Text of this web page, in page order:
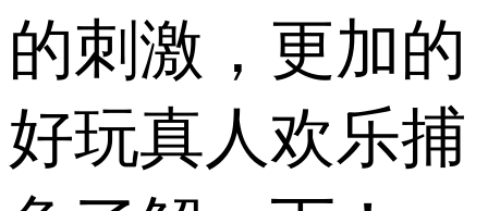
的刺激，更加的
好玩真人欢乐捕